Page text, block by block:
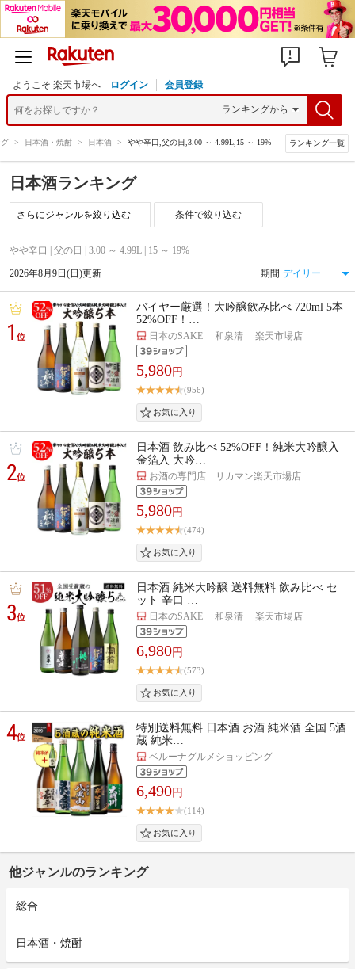
ようこそ 楽天市場へ ログイン 会員登録
> 日本酒・焼酎 > 日本酒 > やや辛口,父の日,3.00 ～ 4.99L,15 ～ 19% ランキング一覧
日本酒ランキング
条件で絞り込む
やや辛口 | 父の日 | 3.00 ～ 4.99L | 15 ～ 19%
2026年8月9日(日)更新 期間
1位
バイヤー厳選！大吟醸飲み比べ 720ml 5本
52%OFF！…
日本のSAKE 和泉清 楽天市場店
5,980円
(956)
2位
日本酒 飲み比べ 52%OFF！純米大吟醸入
金箔入 大吟…
お酒の専門店 リカマン楽天市場店
5,980円
(474)
3位
日本酒 純米大吟醸 送料無料 飲み比べ セ
ット 辛口 …
日本のSAKE 和泉清 楽天市場店
6,980円
(573)
4位
特別送料無料 日本酒 お酒 純米酒 全国 5酒
蔵 純米…
ベルーナグルメショッピング
6,490円
(114)
他ジャンルのランキング
総合
日本酒・焼酎